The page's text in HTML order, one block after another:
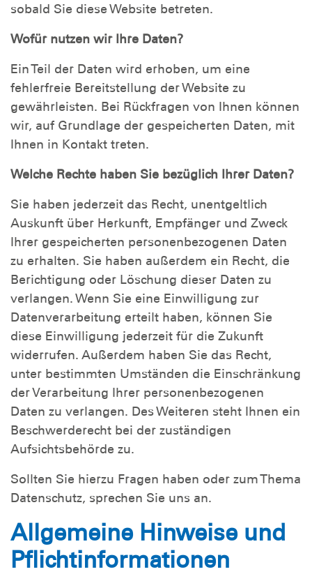
sobald Sie diese Website betreten.
Wofür nutzen wir Ihre Daten?
Ein Teil der Daten wird erhoben, um eine
fehlerfreie Bereitstellung der Website zu
gewährleisten. Bei Rückfragen von Ihnen können
wir, auf Grundlage der gespeicherten Daten, mit
Ihnen in Kontakt treten.
Welche Rechte haben Sie bezüglich Ihrer Daten?
Sie haben jederzeit das Recht, unentgeltlich
Auskunft über Herkunft, Empfänger und Zweck
Ihrer gespeicherten personenbezogenen Daten
zu erhalten. Sie haben außerdem ein Recht, die
Berichtigung oder Löschung dieser Daten zu
verlangen. Wenn Sie eine Einwilligung zur
Datenverarbeitung erteilt haben, können Sie
diese Einwilligung jederzeit für die Zukunft
widerrufen. Außerdem haben Sie das Recht,
unter bestimmten Umständen die Einschränkung
der Verarbeitung Ihrer personenbezogenen
Daten zu verlangen. Des Weiteren steht Ihnen ein
Beschwerderecht bei der zuständigen
Aufsichtsbehörde zu.
Sollten Sie hierzu Fragen haben oder zum Thema
Datenschutz, sprechen Sie uns an.
Allgemeine Hinweise und
Pflichtinformationen